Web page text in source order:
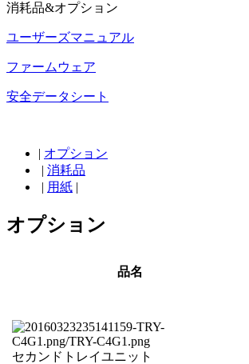
消耗品&オプション
ユーザーズマニュアル
ファームウェア
安全データシート
| オプション
| 消耗品
| 用紙 |
オプション
品名
セカンドトレイユニット